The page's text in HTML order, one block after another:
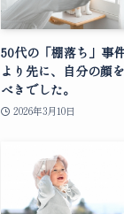
50代の「棚落ち」事
より先に、自分の顔
べきでした。
2026年3月10日